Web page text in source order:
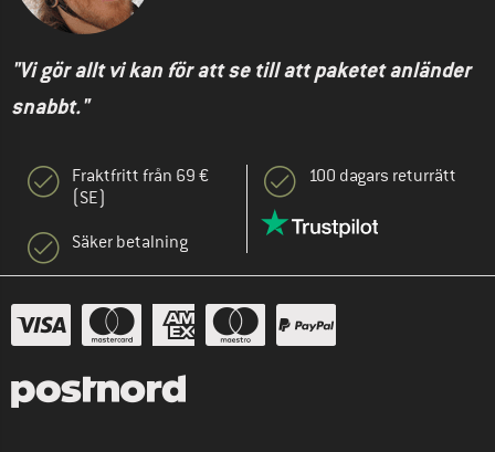
"Vi gör allt vi kan för att se till att paketet anländer
snabbt."
Fraktfritt från 69 €
(SE)
Säker betalning
100 dagars returrätt